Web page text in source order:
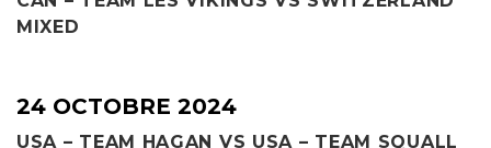
MIXED
24 OCTOBRE 2024
USA – TEAM HAGAN VS USA – TEAM SQUALL